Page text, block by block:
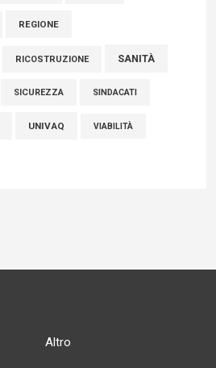
REGIONE
RICOSTRUZIONE SANITÀ
SICUREZZA SINDACATI
UNIVAQ VIABILITÀ
Altro